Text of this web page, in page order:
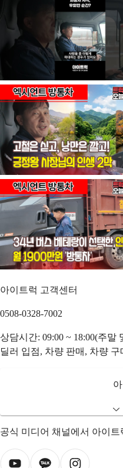
아이트럭 고객센터
0508-0328-7002
상담시간: 09:00 ~ 18:00(주말
딜러 입점, 차량 판매, 차량
공식 미디어 채널에서 아이트